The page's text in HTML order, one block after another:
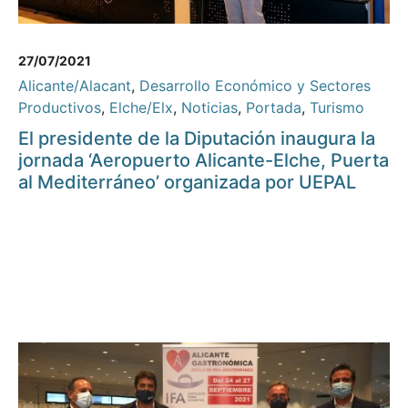
27/07/2021
Alicante/Alacant, Desarrollo Económico y Sectores
Productivos, Elche/Elx, Noticias, Portada, Turismo
El presidente de la Diputación inaugura la
jornada ‘Aeropuerto Alicante-Elche, Puerta
al Mediterráneo’ organizada por UEPAL